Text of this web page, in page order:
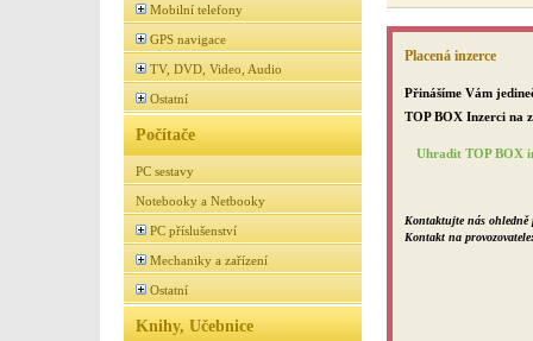
Mobilní telefony
GPS navigace
TV, DVD, Video, Audio
Ostatní
Počítače
PC sestavy
Notebooky a Netbooky
PC příslušenství
Mechaniky a zařízení
Ostatní
Knihy, Učebnice
Placená inzerce
Přinášíme Vám
TOP BOX Inzerci na
Uhradit TOP BOX
Kontaktujte nás ohledně
Kontakt na